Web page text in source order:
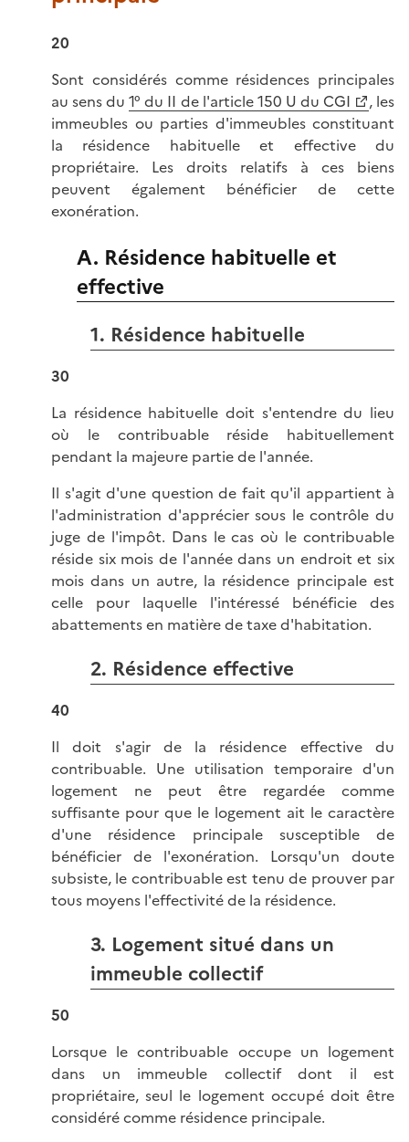
20
Sont considérés comme résidences principales
au sens du1° du II de l'article 150 U du CGI
, les
immeubles ou parties d'immeubles constituant
la résidence habituelle et effective du
propriétaire. Les droits relatifs à ces biens
peuvent également bénéficier de cette
exonération.
A. Résidence habituelle et
effective
1. Résidence habituelle
30
La résidence habituelle doit s'entendre du lieu
où le contribuable réside habituellement
pendant la majeure partie de l'année.
Il s'agit d'une question de fait qu'il appartient à
l'administration d'apprécier sous le contrôle du
juge de l'impôt. Dans le cas où le contribuable
réside six mois de l'année dans un endroit et six
mois dans un autre, la résidence principale est
celle pour laquelle l'intéressé bénéficie des
abattements en matière de taxe d'habitation.
2. Résidence effective
40
Il doit s'agir de la résidence effective du
contribuable. Une utilisation temporaire d'un
logement ne peut être regardée comme
suffisante pour que le logement ait le caractère
d'une résidence principale susceptible de
bénéficier de l'exonération. Lorsqu'un doute
subsiste, le contribuable est tenu de prouver par
tous moyens l'effectivité de la résidence.
3. Logement situé dans un
immeuble collectif
50
Lorsque le contribuable occupe un logement
dans un immeuble collectif dont il est
propriétaire, seul le logement occupé doit être
considéré comme résidence principale.